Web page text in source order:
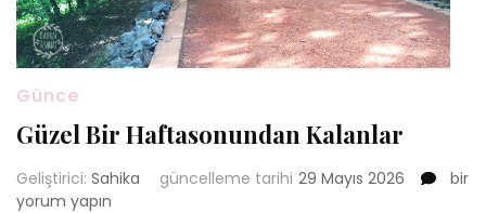
Günce
Güzel Bir Haftasonundan Kalanlar
Geliştirici: Sahika güncelleme tarihi 29 Mayıs 2026
Güzel
bir
yorum yapın